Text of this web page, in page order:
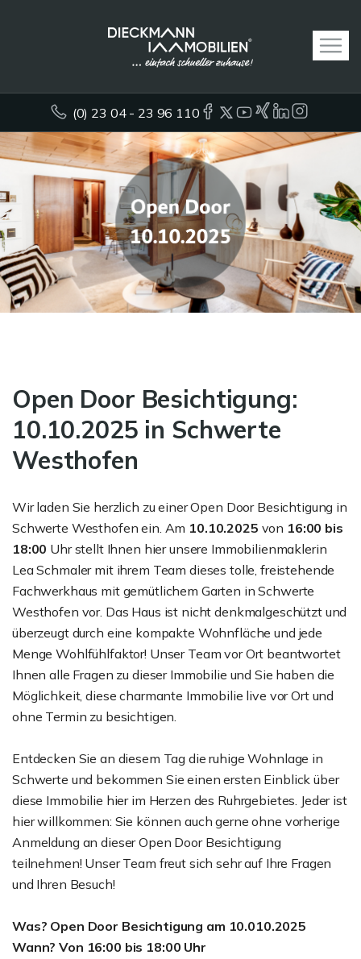
(0) 23 04 - 23 96 110
Open Door Besichtigung:
10.10.2025 in Schwerte
Westhofen
Wir laden Sie herzlich zu einer Open Door Besichtigung in
Schwerte Westhofen ein. Am 10.10.2025 von 16:00 bis
18:00 Uhr stellt Ihnen hier unsere Immobilienmaklerin
Lea Schmaler mit ihrem Team dieses tolle, freistehende
Fachwerkhaus mit gemütlichem Garten in Schwerte
Westhofen vor. Das Haus ist nicht denkmalgeschützt und
überzeugt durch eine kompakte Wohnfläche und jede
Menge Wohlfühlfaktor! Unser Team vor Ort beantwortet
Ihnen alle Fragen zu dieser Immobilie und Sie haben die
Möglichkeit, diese charmante Immobilie live vor Ort und
ohne Termin zu besichtigen.
Entdecken Sie an diesem Tag die ruhige Wohnlage in
Schwerte und bekommen Sie einen ersten Einblick über
diese Immobilie hier im Herzen des Ruhrgebietes. Jeder ist
hier willkommen: Sie können auch gerne ohne vorherige
Anmeldung an dieser Open Door Besichtigung
teilnehmen! Unser Team freut sich sehr auf Ihre Fragen
und Ihren Besuch!
Was? Open Door Besichtigung am 10.010.2025
Wann? Von 16:00 bis 18:00 Uhr